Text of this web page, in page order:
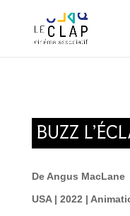
BUZZ
De Angus MacLane
USA | 2022 |